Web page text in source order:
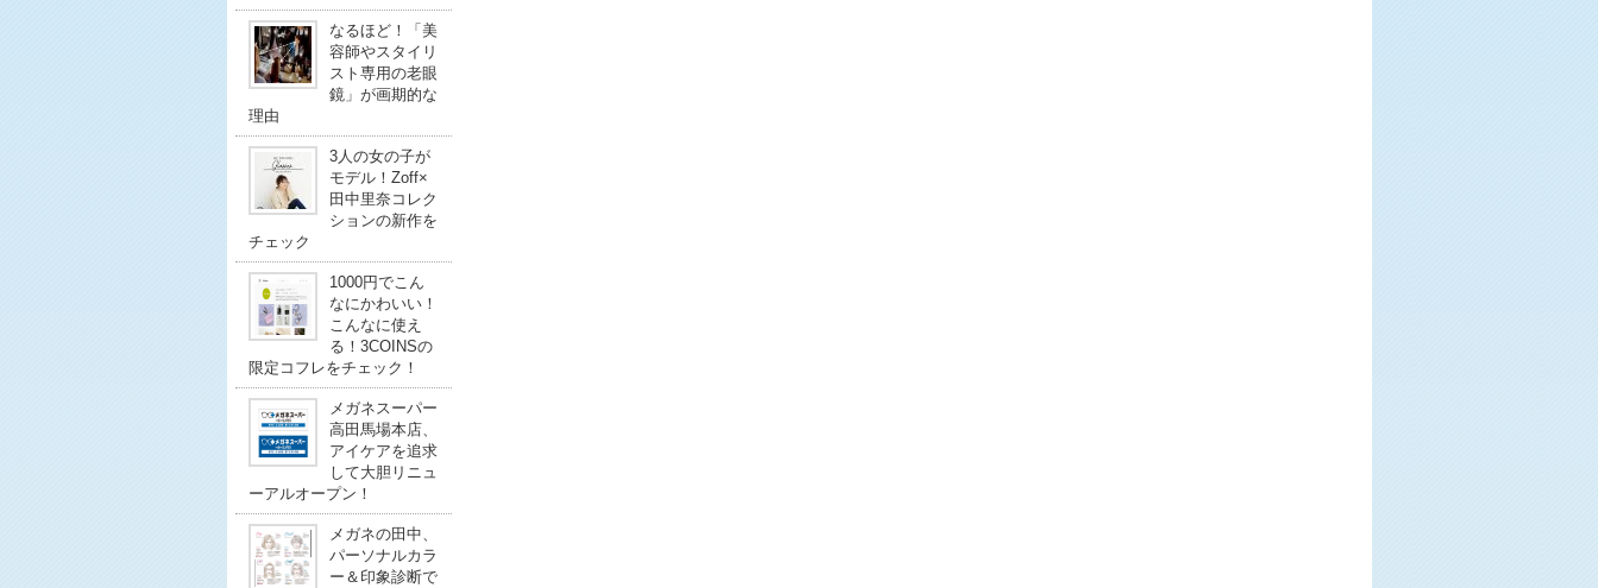
なるほど！「美
容師やスタイリ
スト専用の老眼
鏡」が画期的な
理由
3人の女の子が
モデル！Zoff×
田中里奈コレク
ションの新作を
チェック
1000円でこん
なにかわいい！
こんなに使え
る！3COINSの
限定コフレをチェック！
メガネスーパー
高田馬場本店、
アイケアを追求
して大胆リニュ
ーアルオープン！
メガネの田中、
パーソナルカラ
ー＆印象診断で